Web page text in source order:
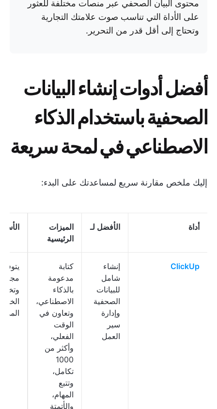
محتوى البيان الصحفي عبر منصات مختلفة للعثور
على الأداة التي تناسب صوت علامتك التجارية
وتحتاج إلى أقل قدر من التحرير.
أفضل أدوات إنشاء البيانات
الصحفية باستخدام الذكاء
الاصطناعي في لمحة سريعة
إليك ملخص مقارنة سريع لمساعدتك على البدء:
أداة الأفضل لـ
الميزات
الرئيسية
ClickUp
إنشاء
شامل
للبيانات
الصحفية
وإدارة
سير
العمل
كتابة
مدعومة
بالذكاء
الاصطناعي،
وتعاون في
الوقت
الفعلي،
وأكثر من
1000
تكامل،
وتتبع
المهام،
والأتمتة